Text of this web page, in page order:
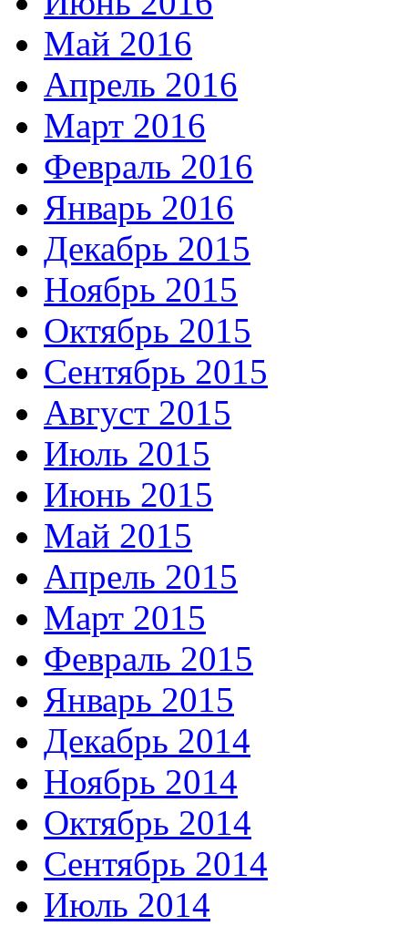
Май 2016
Апрель 2016
Март 2016
Февраль 2016
Январь 2016
Декабрь 2015
Ноябрь 2015
Октябрь 2015
Сентябрь 2015
Август 2015
Июль 2015
Июнь 2015
Май 2015
Апрель 2015
Март 2015
Февраль 2015
Январь 2015
Декабрь 2014
Ноябрь 2014
Октябрь 2014
Сентябрь 2014
Июль 2014